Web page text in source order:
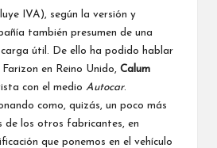
IVA), según la versión y
también presumen de una
útil. De ello ha podido hablar
en Reino Unido, Calum
con el medio Autocar.
como, quizás, un poco más
de los otros fabricantes, en
que ponemos en el vehículo